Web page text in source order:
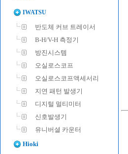
IWATSU
반도체 커브 트레이서
B-H/V-H 측정기
방진시스템
오실로스코프
오실로스코프액세서리
지연 패턴 발생기
디지털 멀티미터
신호발생기
유니버셜 카운터
Hioki